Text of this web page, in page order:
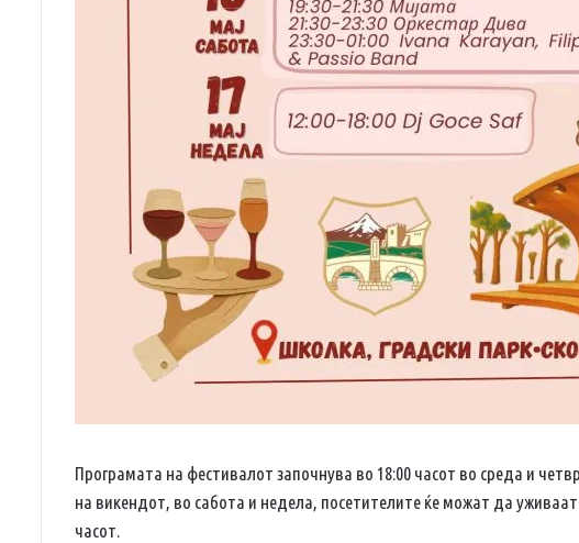
Програмата на фестивалот започнува во 18:00 часот во среда и
на викендот, во сабота и недела, посетителите ќе можат да
часот.